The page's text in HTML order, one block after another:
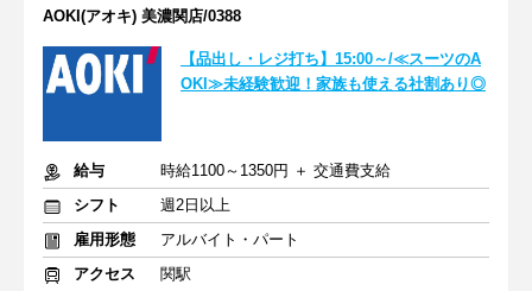
AOKI(アオキ) 美濃関店/0388
【品出し・レジ打ち】15:00～/≪スーツのA
OKI≫未経験歓迎！家族も使える社割あり◎
給与
時給1100～1350円 ＋ 交通費支給
シフト
週2日以上
雇用形態
アルバイト・パート
アクセス
関駅